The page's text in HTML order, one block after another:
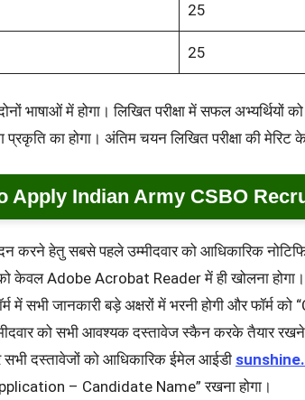
25
25
भाषाओं में होगा। लिखित परीक्षा में सफल अभ्यर्थियों
का होगा। अंतिम चयन लिखित परीक्षा की मेरिट
Apply Indian Army CSBO
करने हेतु सबसे पहले उम्मीदवार को आधिकारिक
केवल Adobe Acrobat Reader में ही खोलना होगा।
में सभी जानकारी बड़े अक्षरों में भरनी होगी और फॉर्म
को सभी आवश्यक दस्तावेज स्कैन करके तैयार रखने
दस्तावेजों को आधिकारिक ईमेल आईडी
– Candidate Name” रखना होगा।